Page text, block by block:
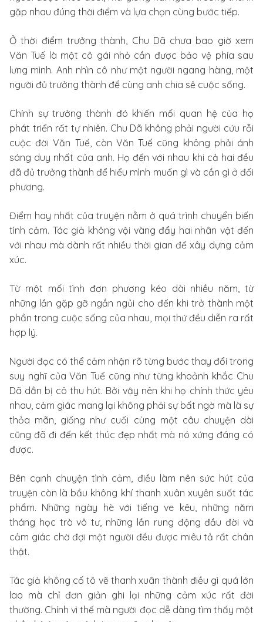
gặp nhau đúng thời điểm và lựa chọn cùng bước tiếp.
Ở thời điểm trưởng thành, Chu Dã chưa bao giờ xem
Văn Tuế là một cô gái nhỏ cần được bảo vệ phía sau
lưng mình. Anh nhìn cô như một người ngang hàng, một
người đủ trưởng thành để cùng anh chia sẻ cuộc sống.
Chính sự trưởng thành đó khiến mối quan hệ của họ
phát triển rất tự nhiên. Chu Dã không phải người cứu rỗi
cuộc đời Văn Tuế, còn Văn Tuế cũng không phải ánh
sáng duy nhất của anh. Họ đến với nhau khi cả hai đều
đã đủ trưởng thành để hiểu mình muốn gì và cần gì ở đối
phương.
Điểm hay nhất của truyện nằm ở quá trình chuyển biến
tình cảm. Tác giả không vội vàng đẩy hai nhân vật đến
với nhau mà dành rất nhiều thời gian để xây dựng cảm
xúc.
Từ một mối tình đơn phương kéo dài nhiều năm, từ
những lần gặp gỡ ngắn ngủi cho đến khi trở thành một
phần trong cuộc sống của nhau, mọi thứ đều diễn ra rất
hợp lý.
Người đọc có thể cảm nhận rõ từng bước thay đổi trong
suy nghĩ của Văn Tuế cũng như từng khoảnh khắc Chu
Dã dần bị cô thu hút. Bởi vậy nên khi họ chính thức yêu
nhau, cảm giác mang lại không phải sự bất ngờ mà là sự
thỏa mãn, giống như cuối cùng một câu chuyện dài
cũng đã đi đến kết thúc đẹp nhất mà nó xứng đáng có
được.
Bên cạnh chuyện tình cảm, điều làm nên sức hút của
truyện còn là bầu không khí thanh xuân xuyên suốt tác
phẩm. Những ngày hè với tiếng ve kêu, những năm
tháng học trò vô tư, những lần rung động đầu đời và
cảm giác chờ đợi một người đều được miêu tả rất chân
thật.
Tác giả không cố tô vẽ thanh xuân thành điều gì quá lớn
lao mà chỉ đơn giản ghi lại những cảm xúc rất đời
thường. Chính vì thế mà người đọc dễ dàng tìm thấy một